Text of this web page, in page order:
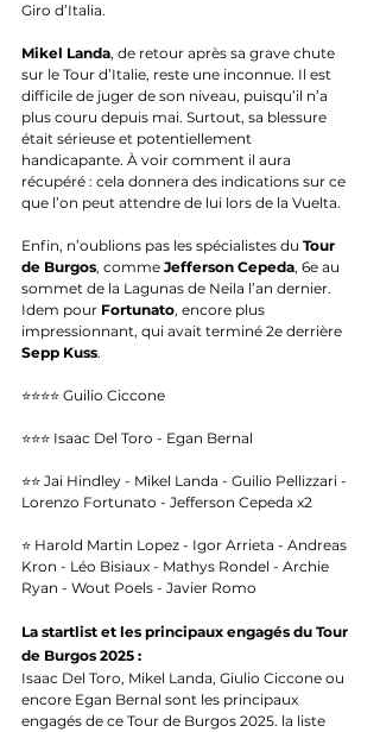
Giro d’Italia.
Mikel Landa, de retour après sa grave chute
sur le Tour d’Italie, reste une inconnue. Il est
difficile de juger de son niveau, puisqu’il n’a
plus couru depuis mai. Surtout, sa blessure
était sérieuse et potentiellement
handicapante. À voir comment il aura
récupéré : cela donnera des indications sur ce
que l’on peut attendre de lui lors de la Vuelta.
Enfin, n’oublions pas les spécialistes du Tour
de Burgos, comme Jefferson Cepeda, 6e au
sommet de la Lagunas de Neila l’an dernier.
Idem pour Fortunato, encore plus
impressionnant, qui avait terminé 2e derrière
Sepp Kuss.
⭐⭐⭐⭐ Guilio Ciccone
⭐⭐⭐ Isaac Del Toro - Egan Bernal
⭐⭐ Jai Hindley - Mikel Landa - Guilio Pellizzari -
Lorenzo Fortunato - Jefferson Cepeda x2
⭐ Harold Martin Lopez - Igor Arrieta - Andreas
Kron - Léo Bisiaux - Mathys Rondel - Archie
Ryan - Wout Poels - Javier Romo
La startlist et les principaux engagés du Tour
de Burgos 2025 :
Isaac Del Toro, Mikel Landa, Giulio Ciccone ou
encore Egan Bernal sont les principaux
engagés de ce Tour de Burgos 2025. la liste